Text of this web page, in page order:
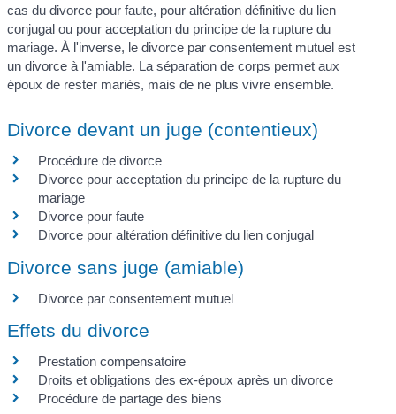
cas du divorce pour faute, pour altération définitive du lien
conjugal ou pour acceptation du principe de la rupture du
mariage. À l'inverse, le divorce par consentement mutuel est
un divorce à l'amiable. La séparation de corps permet aux
époux de rester mariés, mais de ne plus vivre ensemble.
Divorce devant un juge (contentieux)
Procédure de divorce
Divorce pour acceptation du principe de la rupture du
mariage
Divorce pour faute
Divorce pour altération définitive du lien conjugal
Divorce sans juge (amiable)
Divorce par consentement mutuel
Effets du divorce
Prestation compensatoire
Droits et obligations des ex-époux après un divorce
Procédure de partage des biens